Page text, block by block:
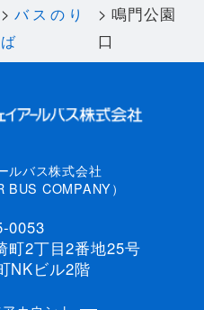
バスのり
ば
鳴門公園
口
ルバス株式会社
BUS COMPANY）
0053
町2丁目2番地25号
NKビル2階